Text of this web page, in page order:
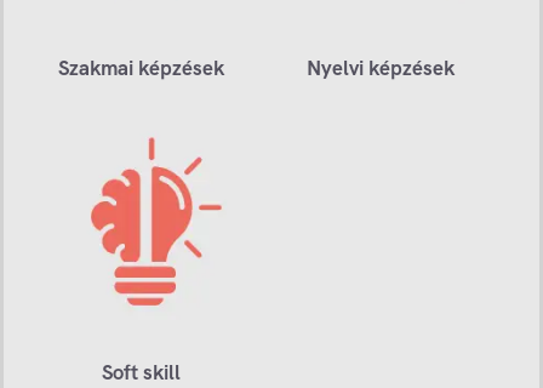
Szakmai képzések Nyelvi képzések
Soft skill